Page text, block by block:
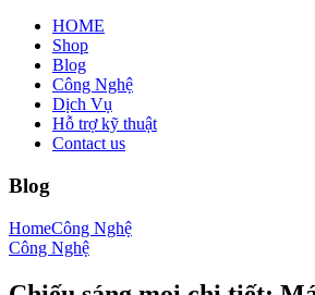
HOME
Shop
Blog
Công Nghệ
Dịch Vụ
Hỗ trợ kỹ thuật
Contact us
Blog
HomeCông Nghệ
Công Nghệ